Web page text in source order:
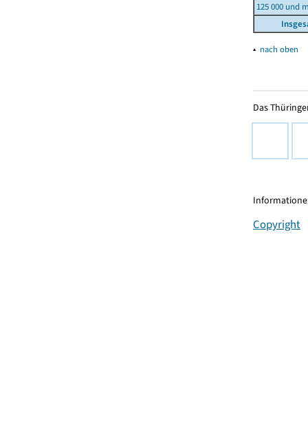
125 000 und
▴ nach oben
Das
Copyright